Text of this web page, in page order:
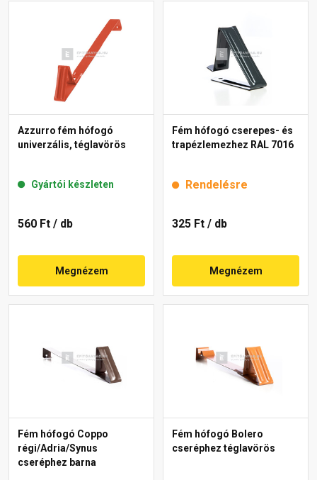
Azzurro fém hófogó
univerzális, téglavörös
Gyártói készleten
560 Ft / db
Megnézem
Fém hófogó cserepes- és
trapézlemezhez RAL 7016
Rendelésre
325 Ft / db
Megnézem
Fém hófogó Coppo
régi/Adria/Synus
cseréphez barna
Fém hófogó Bolero
cseréphez téglavörös